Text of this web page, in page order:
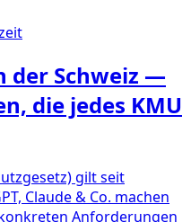
der Schweiz —
die jedes KMU
gilt seit
Claude & Co. machen
Anforderungen